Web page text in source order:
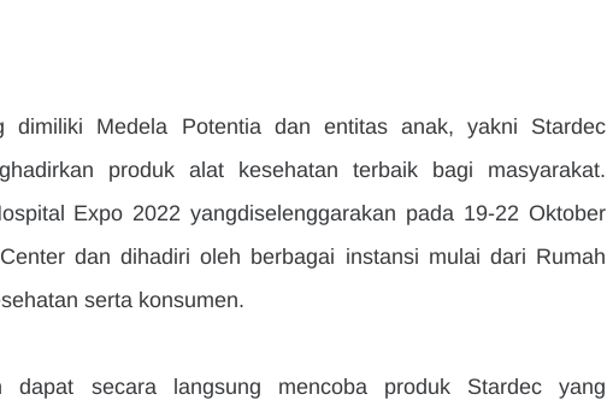
dimiliki Medela Potentia dan entitas anak, yakni Stardec
produk alat kesehatan terbaik bagi masyarakat.
Expo 2022 yangdiselenggarakan pada 19-22 Oktober
dan dihadiri oleh berbagai instansi mulai dari Rumah
serta konsumen.
dapat secara langsung mencoba produk Stardec yang